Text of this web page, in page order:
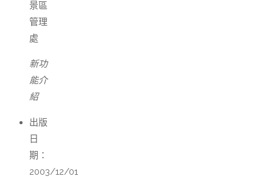
景區
管理
處
新功
能介
紹
出版
日
期：
2003/12/01